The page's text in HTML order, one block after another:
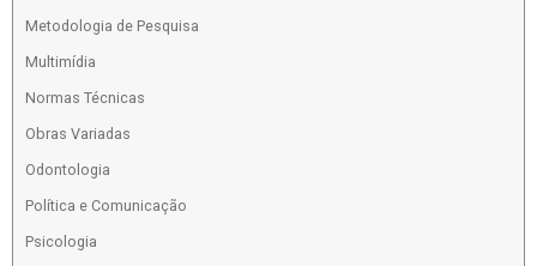
Metodologia de Pesquisa
Multimídia
Normas Técnicas
Obras Variadas
Odontologia
Política e Comunicação
Psicologia